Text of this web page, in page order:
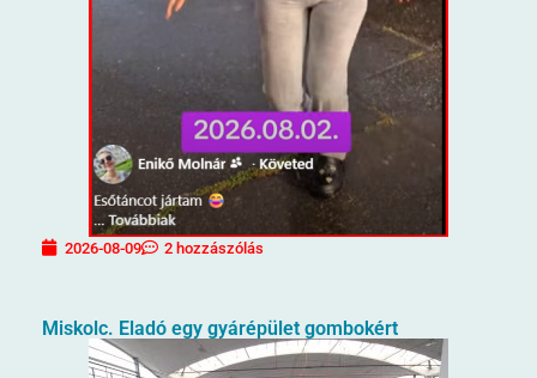
2026-08-09 2 hozzászólás
Miskolc. Eladó egy gyárépület gombokért